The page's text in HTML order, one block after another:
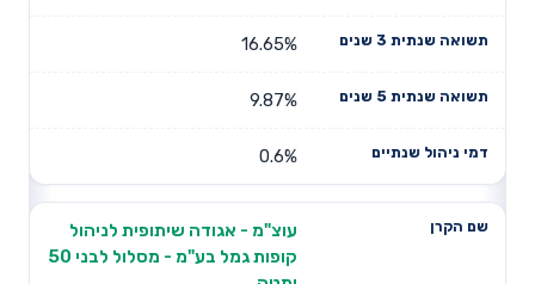
16.65%
9.87%
0.6%
עוצ"מ - אגודה שיתופית לניהול
קופות גמל בע"מ - מסלול לבני 50